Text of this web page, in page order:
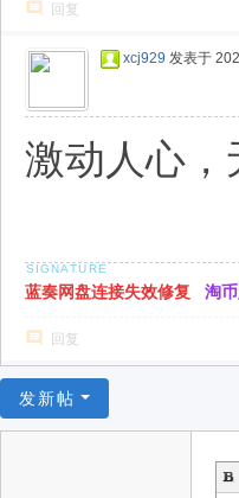
回复
xcj929 发表于
激动人心，
蓝奏网盘连接失效修复 淘
回复
发新帖